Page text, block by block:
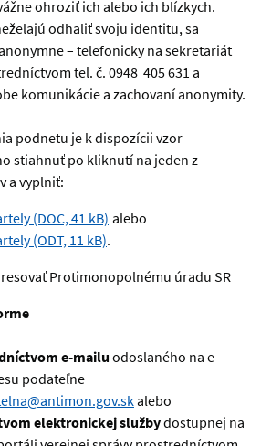
ohroziť ich alebo ich blízkych.
odhaliť svoju identitu, sa
– telefonicky na sekretariát
tel. č. 0948 405 631 a
komunikácie a zachovaní anonymity.
podnetu je k dispozícii vzor
stiahnuť po kliknutí na jeden z
a vyplniť:
(DOC, 41 kB) alebo
(ODT, 11 kB).
Protimonopolnému úradu SR
e-mailuodoslaného na e-
podateľne
alebo
elektronickej službydostupnej na